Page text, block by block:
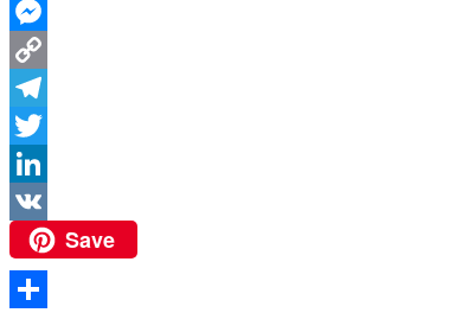
WhatsApp
Messenger
Copy
Link
Telegram
Twitter
LinkedIn
VK
Save